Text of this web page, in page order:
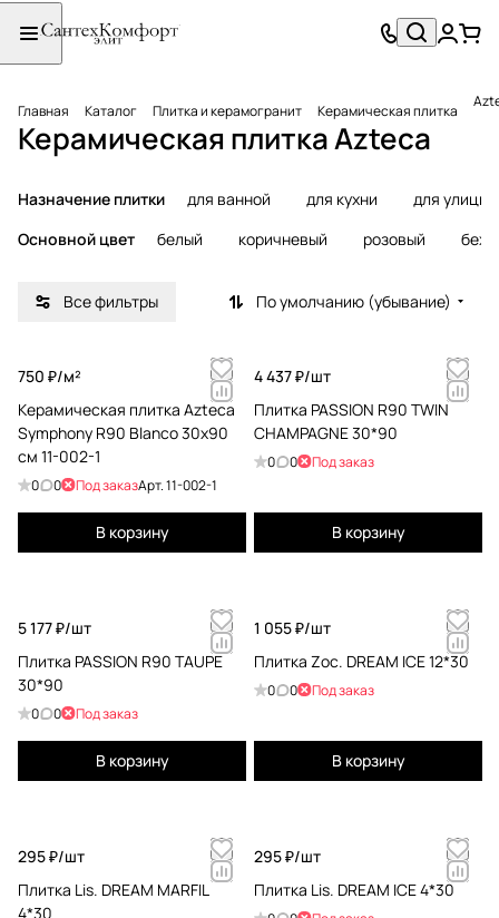
Главная Каталог Плитка и керамогранит Керамическая плитка
Керамическая плитка Azteca
Назначение плитки для ванной для кухни
для улицы
Основной цвет
белый коричневый розовый
Все фильтры По умолчанию (убывание)
750 ₽/м²
Керамическая плитка Azteca
Symphony R90 Blanco 30x90
см 11-002-1
0 0 Под заказАрт.11-002-1
В корзину
4 437 ₽/шт
Плитка PASSION R90 TWIN
CHAMPAGNE 30*90
0 0 Под заказ
В корзину
5 177 ₽/шт
Плитка PASSION R90 TAUPE
30*90
0 0 Под заказ
В корзину
1 055 ₽/шт
Плитка Zoc. DREAM ICE 12*30
0 0 Под заказ
В корзину
295 ₽/шт
Плитка Lis. DREAM MARFIL
4*30
295 ₽/шт
Плитка Lis. DREAM ICE 4*30